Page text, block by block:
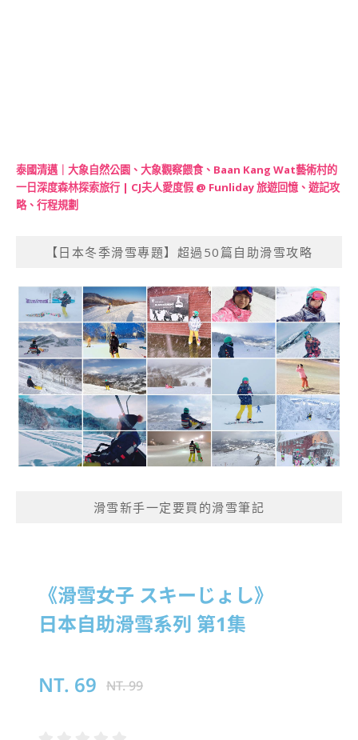
泰國清邁｜大象自然公園、大象觀察餵食、Baan Kang Wat藝術村的
一日深度森林探索旅行 | CJ夫人愛度假 @ Funliday 旅遊回憶、遊記攻
略、行程規劃
【日本冬季滑雪專題】超過50篇自助滑雪攻略
滑雪新手一定要買的滑雪筆記